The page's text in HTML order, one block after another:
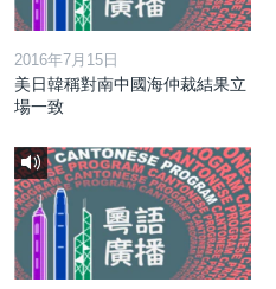
2016年7月15日
美日韓稱對南中國海仲裁結果立
場一致